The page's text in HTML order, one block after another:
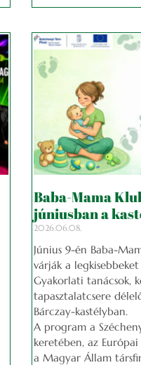
Baba-Mama
júniusban a
2026.06.08.
Június 9-én Baba-
várják a legkisebbeket
Gyakorlati tanácsok,
tapasztalatcsere
Bárczay-kastélyban.
A program a
keretében, az
a Magyar Állam